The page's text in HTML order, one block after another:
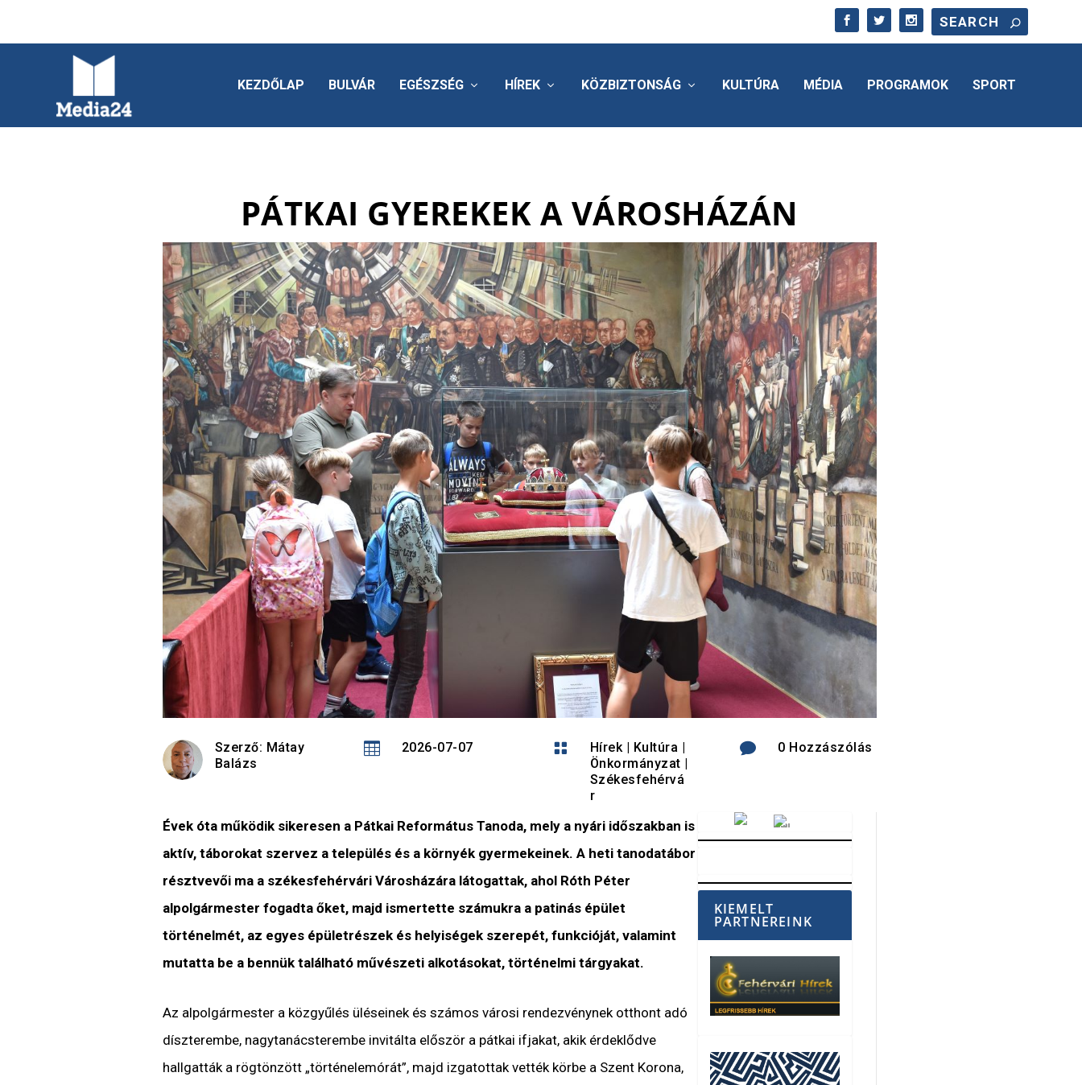
KEZDŐLAP BULVÁR EGÉSZSÉG HÍREK KÖZBIZTONSÁG KULTÚRA MÉDIA PROGRAMOK SPORT
PÁTKAI GYEREKEK A VÁROSHÁZÁN
Szerző: Mátay
Balázs
 2026-07-07  Hírek| Kultúra
Önkormányzat
Székesfehérvá
r
 0 Hozzászólás
Évek óta működik sikeresen a Pátkai Református Tanoda, mely a nyári időszakban is
aktív, táborokat szervez a település és a környék gyermekeinek. A heti tanodatábor
résztvevői ma a székesfehérvári Városházára látogattak, ahol Róth Péter
alpolgármester fogadta őket, majd ismertette számukra a patinás épület
történelmét, az egyes épületrészek és helyiségek szerepét, funkcióját, valamint
mutatta be a bennük található művészeti alkotásokat, történelmi tárgyakat.
Az alpolgármester a közgyűlés üléseinek és számos városi rendezvénynek otthont adó
díszterembe, nagytanácsterembe invitálta először a pátkai ifjakat, akik érdeklődve
hallgatták a rögtönzött „történelemórát”, majd izgatottak vették körbe a Szent Korona,
KIEMELT
PARTNEREINK